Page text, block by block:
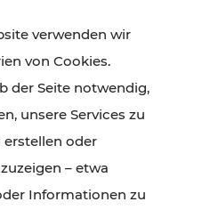
Gastronomie,
– viele
und Fahrplan-
schnell erreichbar.
verwenden wir
von Cookies.
der Seite notwendig,
unsere Services zu
erstellen oder
– etwa
Informationen zu